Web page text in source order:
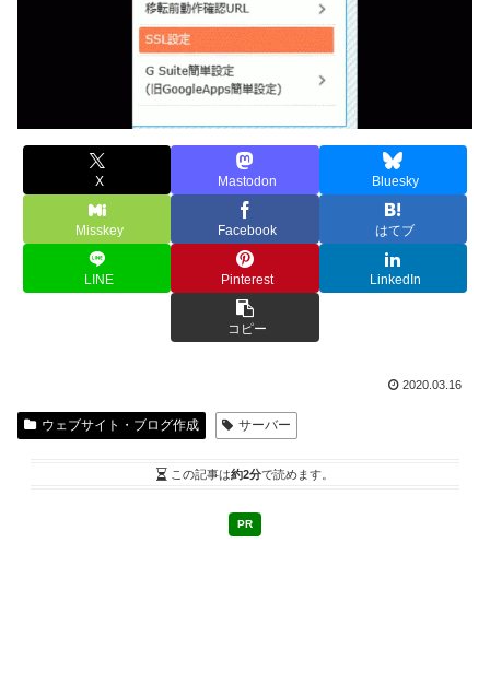
X Mastodon Bluesky
Misskey Facebook はてブ
LINE Pinterest LinkedIn
コピー
2020.03.16
ウェブサイト・ブログ作成 サーバー
この記事は約2分で読めます。
PR